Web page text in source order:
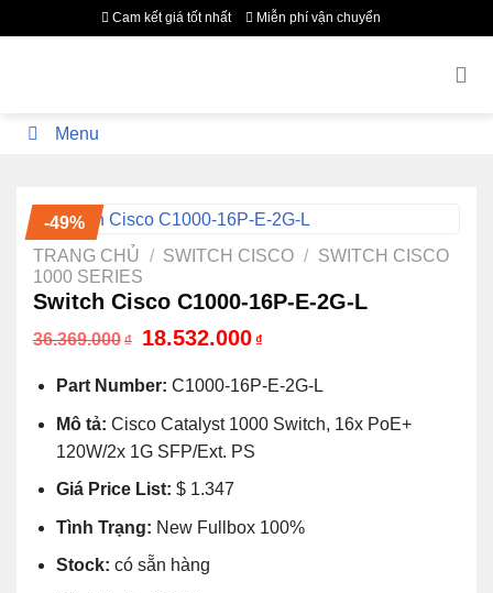
qua
Cam kết giá tốt nhất Miễn phí vận chuyển
Menu
-49%
TRANG CHỦ / SWITCH CISCO / SWITCH CISCO
1000 SERIES
Switch Cisco C1000-16P-E-2G-L
36.369.000 ₫
Giá
gốc
36.369.000₫.
18.532.000 ₫Giá
là:
Part Number: C1000-16P-E-2G-L
Mô tả: Cisco Catalyst 1000 Switch, 16x PoE+
120W/2x 1G SFP/Ext. PS
Giá Price List: $ 1.347
Tình Trạng: New Fullbox 100%
Stock: có sẵn hàng